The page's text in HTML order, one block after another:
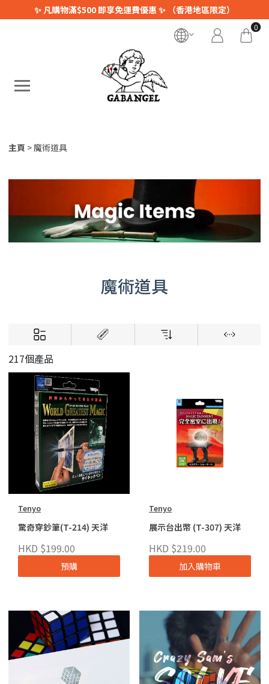
✨ 凡購物滿$500 即享免運費優惠 ✨ （香港地區限定）
0
主頁 魔術道具
魔術道具
217個產品
Tenyo
驚奇穿鈔筆(T-214) 天洋
HKD $199.00
預購
Tenyo
展示台出幣 (T-307) 天洋
HKD $219.00
加入購物車